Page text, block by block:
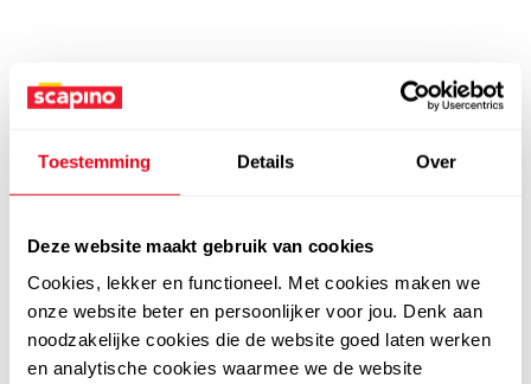
Toestemming Details Over
Deze website maakt gebruik van cookies
Cookies, lekker en functioneel. Met cookies maken we
onze website beter en persoonlijker voor jou. Denk aan
noodzakelijke cookies die de website goed laten werken
en analytische cookies waarmee we de website